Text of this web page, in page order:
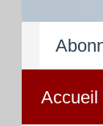
Accueil